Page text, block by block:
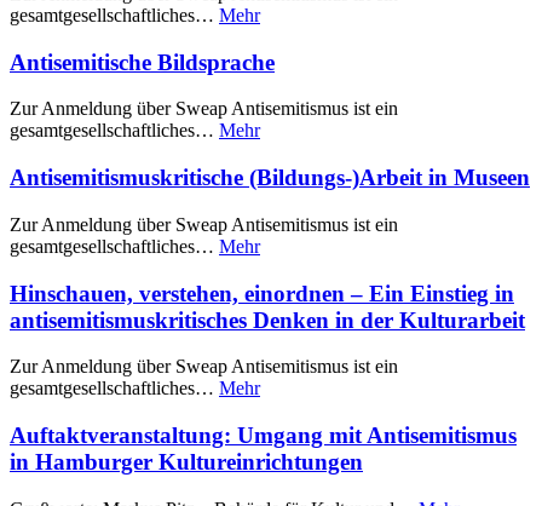
gesamtgesellschaftliches… Mehr
Antisemitische Bildsprache
Zur Anmeldung über Sweap Antisemitismus ist ein
gesamtgesellschaftliches… Mehr
Antisemitismuskritische (Bildungs-)Arbeit in Museen
Zur Anmeldung über Sweap Antisemitismus ist ein
gesamtgesellschaftliches… Mehr
Hinschauen, verstehen, einordnen – Ein Einstieg in
antisemitismuskritisches Denken in der Kulturarbeit
Zur Anmeldung über Sweap Antisemitismus ist ein
gesamtgesellschaftliches… Mehr
Auftaktveranstaltung: Umgang mit Antisemitismus
in Hamburger Kultureinrichtungen